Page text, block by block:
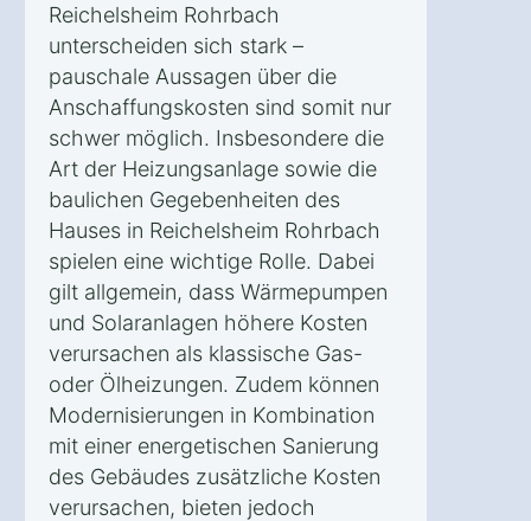
Reichelsheim Rohrbach
unterscheiden sich stark –
pauschale Aussagen über die
Anschaffungskosten sind somit nur
schwer möglich. Insbesondere die
Art der Heizungsanlage sowie die
baulichen Gegebenheiten des
Hauses in Reichelsheim Rohrbach
spielen eine wichtige Rolle. Dabei
gilt allgemein, dass Wärmepumpen
und Solaranlagen höhere Kosten
verursachen als klassische Gas-
oder Ölheizungen. Zudem können
Modernisierungen in Kombination
mit einer energetischen Sanierung
des Gebäudes zusätzliche Kosten
verursachen, bieten jedoch